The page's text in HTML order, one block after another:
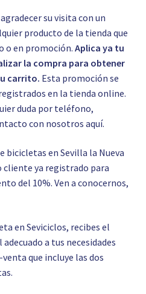
su visita con un
producto de la tienda que
o en promoción. Aplica ya tu
la compra para obtener
carrito. Esta promoción se
en la tienda online.
duda por teléfono,
con nosotros aquí.
bicicletas en Sevilla la Nueva
ya registrado para
del 10%. Ven a conocernos,
en Seviciclos, recibes el
a tus necesidades
que incluye las dos